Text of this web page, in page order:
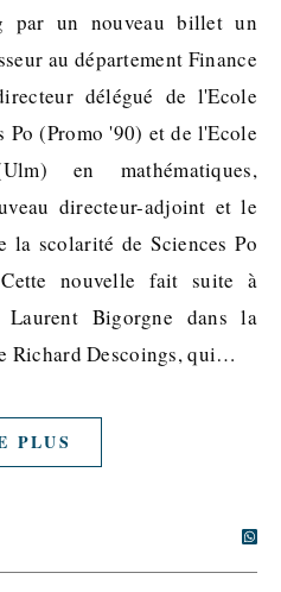
par un nouveau billet un
au département Finance
délégué de l'Ecole
Po (Promo '90) et de l'Ecole
en mathématiques,
directeur-adjoint et le
la scolarité de Sciences Po
nouvelle fait suite à
Bigorgne dans la
Richard Descoings, qui…
PLUS